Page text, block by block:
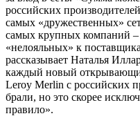
российских
самых «дружественных»
самых крупных компаний
«нелояльных» к
рассказывает Наталья
каждый новый
Leroy Merlin с российских
брали, но это скорее
правило».